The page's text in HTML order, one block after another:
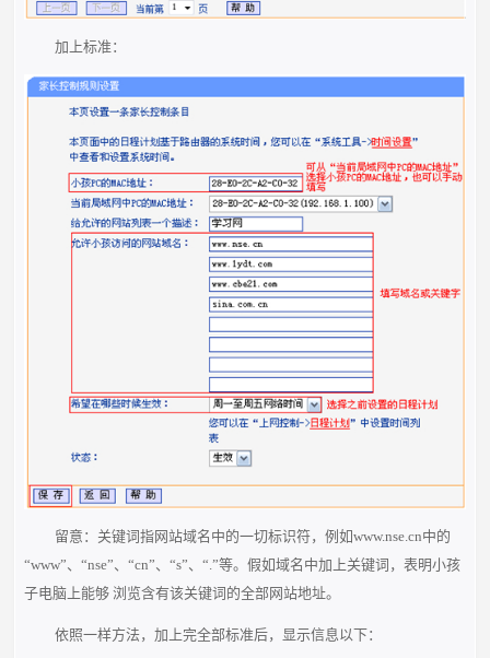
加上标准：
留意：关键词指网站域名中的一切标识符，例如www.nse.cn中的
“www”、“nse”、“cn”、“s”、“.”等。假如域名中加上关键词，表明小孩
子电脑上能够 浏览含有该关键词的全部网站地址。
依照一样方法，加上完全部标准后，显示信息以下：